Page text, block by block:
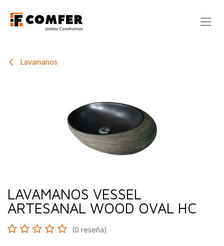
Lavamanos
LAVAMANOS VESSEL
ARTESANAL WOOD OVAL HC
(0 reseña)